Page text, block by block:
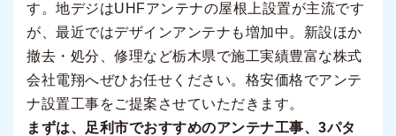
す。地デジはUHFアンテナの屋根上設置が主流です
が、最近ではデザインアンテナも増加中。新設ほか
撤去・処分、修理など栃木県で施工実績豊富な株式
会社電翔へぜひお任せください。格安価格でアンテ
ナ設置工事をご提案させていただきます。
まずは、足利市でおすすめのアンテナ工事、3パタ